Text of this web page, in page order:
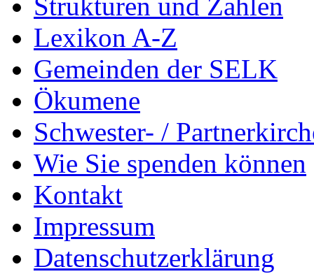
Strukturen und Zahlen
Lexikon A-Z
Gemeinden der SELK
Ökumene
Schwester- /
Wie Sie spenden können
Kontakt
Impressum
Datenschutzerklärung